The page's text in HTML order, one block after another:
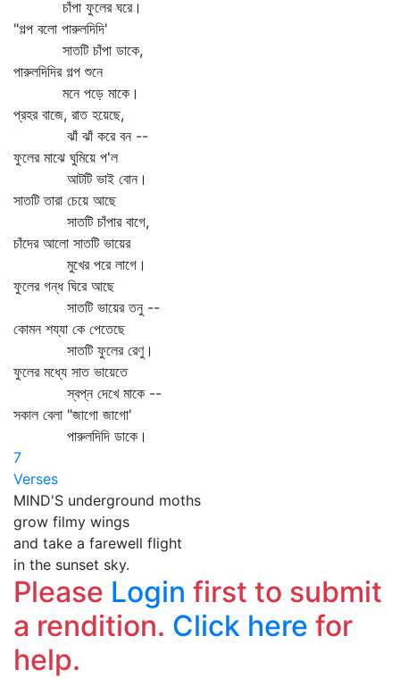
চাঁপা ফুলের ঘরে।
"গল্প বলো পারুলদিদি'
সাতটি চাঁপা ডাকে,
পারুলদিদির গল্প শুনে
মনে পড়ে মাকে।
প্রহর বাজে, রাত হয়েছে,
ঝাঁ ঝাঁ করে বন --
ফুলের মাঝে ঘুমিয়ে প'ল
আটটি ভাই বোন।
সাতটি তারা চেয়ে আছে
সাতটি চাঁপার বাগে,
চাঁদের আলো সাতটি ভায়ের
মুখের পরে লাগে।
ফুলের গন্ধ ঘিরে আছে
সাতটি ভায়ের তনু --
কোমন শয্যা কে পেতেছে
সাতটি ফুলের রেণু।
ফুলের মধ্যে সাত ভায়েতে
স্বপ্ন দেখে মাকে --
সকাল বেলা "জাগো জাগো'
পারুলদিদি ডাকে।
7
Verses
MIND'S underground moths
grow filmy wings
and take a farewell flight
in the sunset sky.
Please Login first to submit
a rendition. Click here for
help.